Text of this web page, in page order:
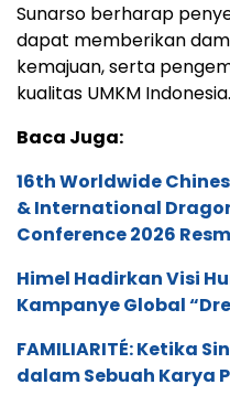
Sunarso berharap
dapat memberikan
kemajuan, serta
kualitas UMKM Indonesia.
Baca Juga:
16th Worldwide
& International
Conference 2026
Himel Hadirkan Visi
Kampanye Global
FAMILIARITÉ: Ketika
dalam Sebuah Karya